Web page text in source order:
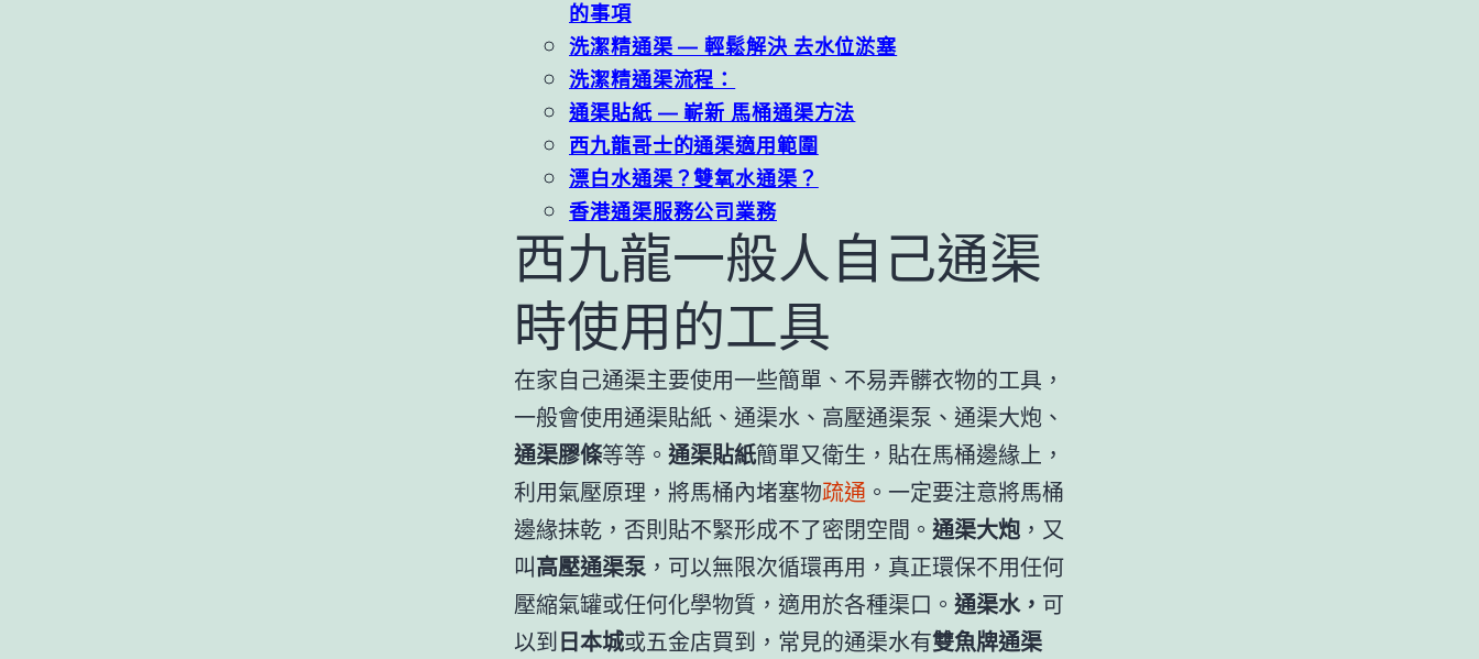
的事項
洗潔精通渠 — 輕鬆解決 去水位淤塞
洗潔精通渠流程：
通渠貼紙 — 嶄新 馬桶通渠方法
西九龍哥士的通渠適用範圍
漂白水通渠？雙氧水通渠？
香港通渠服務公司業務
西九龍一般人自己通渠
時使用的工具
在家自己通渠主要使用一些簡單、不易弄髒衣物的工具，
一般會使用通渠貼紙、通渠水、高壓通渠泵、通渠大炮、
通渠膠條等等。 通渠貼紙簡單又衛生，貼在馬桶邊緣上，
利用氣壓原理，將馬桶內堵塞物疏通 。一定要注意將馬桶
邊緣抹乾，否則貼不緊形成不了密閉空間。 通渠大炮 ，又
叫高壓通渠泵 ，可以無限次循環再用，真正環保不用任何
壓縮氣罐或任何化學物質，適用於各種渠口。 通渠水， 可
以到日本城或五金店買到，常見的通渠水有雙魚牌通渠